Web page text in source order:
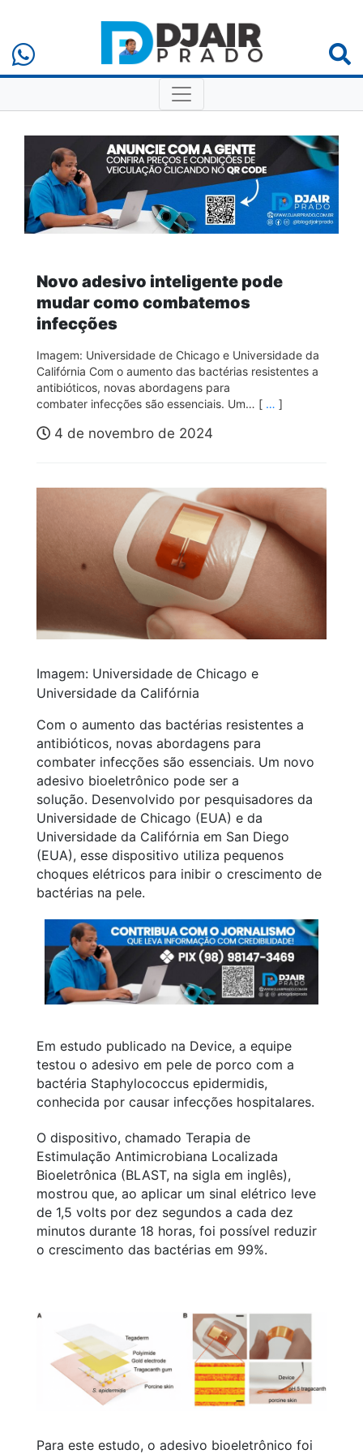
Novo adesivo inteligente pode
mudar como combatemos
infecções
Imagem: Universidade de Chicago e Universidade da
Califórnia Com o aumento das bactérias resistentes a
antibióticos, novas abordagens para
combater infecções são essenciais. Um… [ … ]
4 de novembro de 2024
Imagem: Universidade de Chicago e
Universidade da Califórnia
Com o aumento das bactérias resistentes a
antibióticos, novas abordagens para
combater infecções são essenciais. Um novo
adesivo bioeletrônico pode ser a
solução. Desenvolvido por pesquisadores da
Universidade de Chicago (EUA) e da
Universidade da Califórnia em San Diego
(EUA), esse dispositivo utiliza pequenos
choques elétricos para inibir o crescimento de
bactérias na pele.
Em estudo publicado na Device, a equipe
testou o adesivo em pele de porco com a
bactéria Staphylococcus epidermidis,
conhecida por causar infecções hospitalares.
O dispositivo, chamado Terapia de
Estimulação Antimicrobiana Localizada
Bioeletrônica (BLAST, na sigla em inglês),
mostrou que, ao aplicar um sinal elétrico leve
de 1,5 volts por dez segundos a cada dez
minutos durante 18 horas, foi possível reduzir
o crescimento das bactérias em 99%.
Para este estudo, o adesivo bioeletrônico foi